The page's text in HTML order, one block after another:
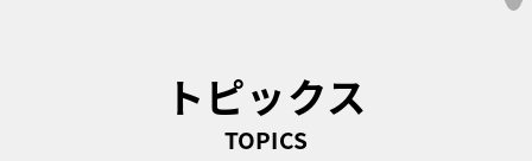
トピックス
TOPICS